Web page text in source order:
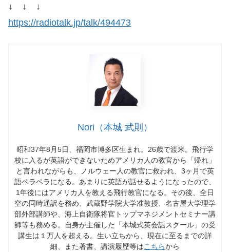
↓ ↓ ↓
https://radiotalk.jp/talk/494473
Nori（本城 武則）
昭和37年8月5日、福岡市博多区生まれ。26歳で渡米。飛行学
校に入るが英語ができないためアメリカ人の教官から「帰れ」
と言われながらも、ノルウェー人の教官に救われ、3ヶ月で英
語ペラペラになる。あまりに英語が話せるようになったので、
1年後にはアメリカ人を教える飛行教官になる。その後、全日
空の同時通訳を務め、武蔵野学院大学准教授、名古屋大学理学
部外部講師や、海上自衛隊将官トップマネジメントセミナー講
師等も務める。自身が主催した「本城式英会話スクール」の受
講生は１万人を超える。生い立ちから、現在に至るまでの詳
細、また著書、講演履歴等はこちらから